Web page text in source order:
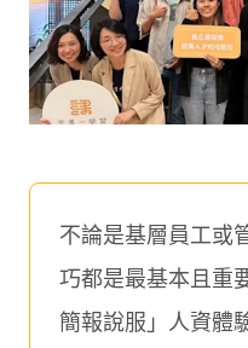
不論是基層員工或
巧都是最基本且重
簡報說服」人資體